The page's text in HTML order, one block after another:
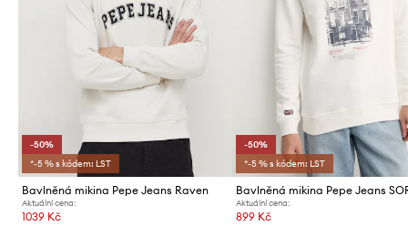
-50%
*-5 % s kódem: LST
Bavlněná mikina Pepe Jeans Raven
Aktuální cena:
1039 Kč
-50%
*-5 % s kódem: LST
Aktuální cena:
899 Kč